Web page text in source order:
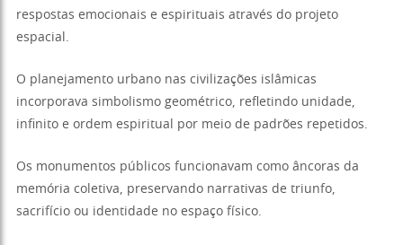
respostas emocionais e espirituais através do projeto
espacial.
O planejamento urbano nas civilizações islâmicas
incorporava simbolismo geométrico, refletindo unidade,
infinito e ordem espiritual por meio de padrões repetidos.
Os monumentos públicos funcionavam como âncoras da
memória coletiva, preservando narrativas de triunfo,
sacrifício ou identidade no espaço físico.